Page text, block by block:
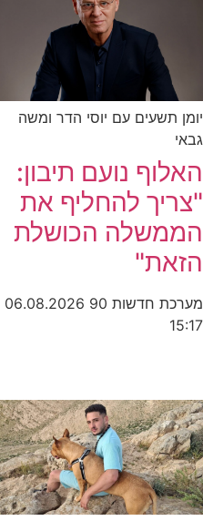
יומן תשעים עם יוסי הדר ומשה
גבאי
האלוף נועם תיבון:
"צריך להחליף את
הממשלה הכושלת
הזאת"
מערכת חדשות 90
06.08.2026
15:17